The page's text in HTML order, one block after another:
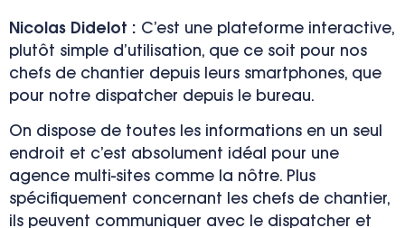
Nicolas Didelot : C’est une plateforme interactive,
plutôt simple d’utilisation, que ce soit pour nos
chefs de chantier depuis leurs smartphones, que
pour notre dispatcher depuis le bureau.
On dispose de toutes les informations en un seul
endroit et c’est absolument idéal pour une
agence multi-sites comme la nôtre. Plus
spécifiquement concernant les chefs de chantier,
ils peuvent communiquer avec le dispatcher et